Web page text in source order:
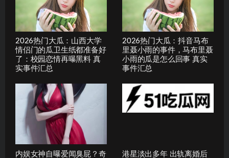
2026热门大瓜：山西大学
情侣门的瓜卫生纸都准备好
了：校园恋情再曝黑料 真
实事件汇总
2026热门大瓜：抖音马布
里聂小雨的事件，马布里聂
小雨的瓜是怎么回事 真实
事件汇总
内娱女神自曝爱闻臭屁？奇 港星淡出多年 出轨离婚后